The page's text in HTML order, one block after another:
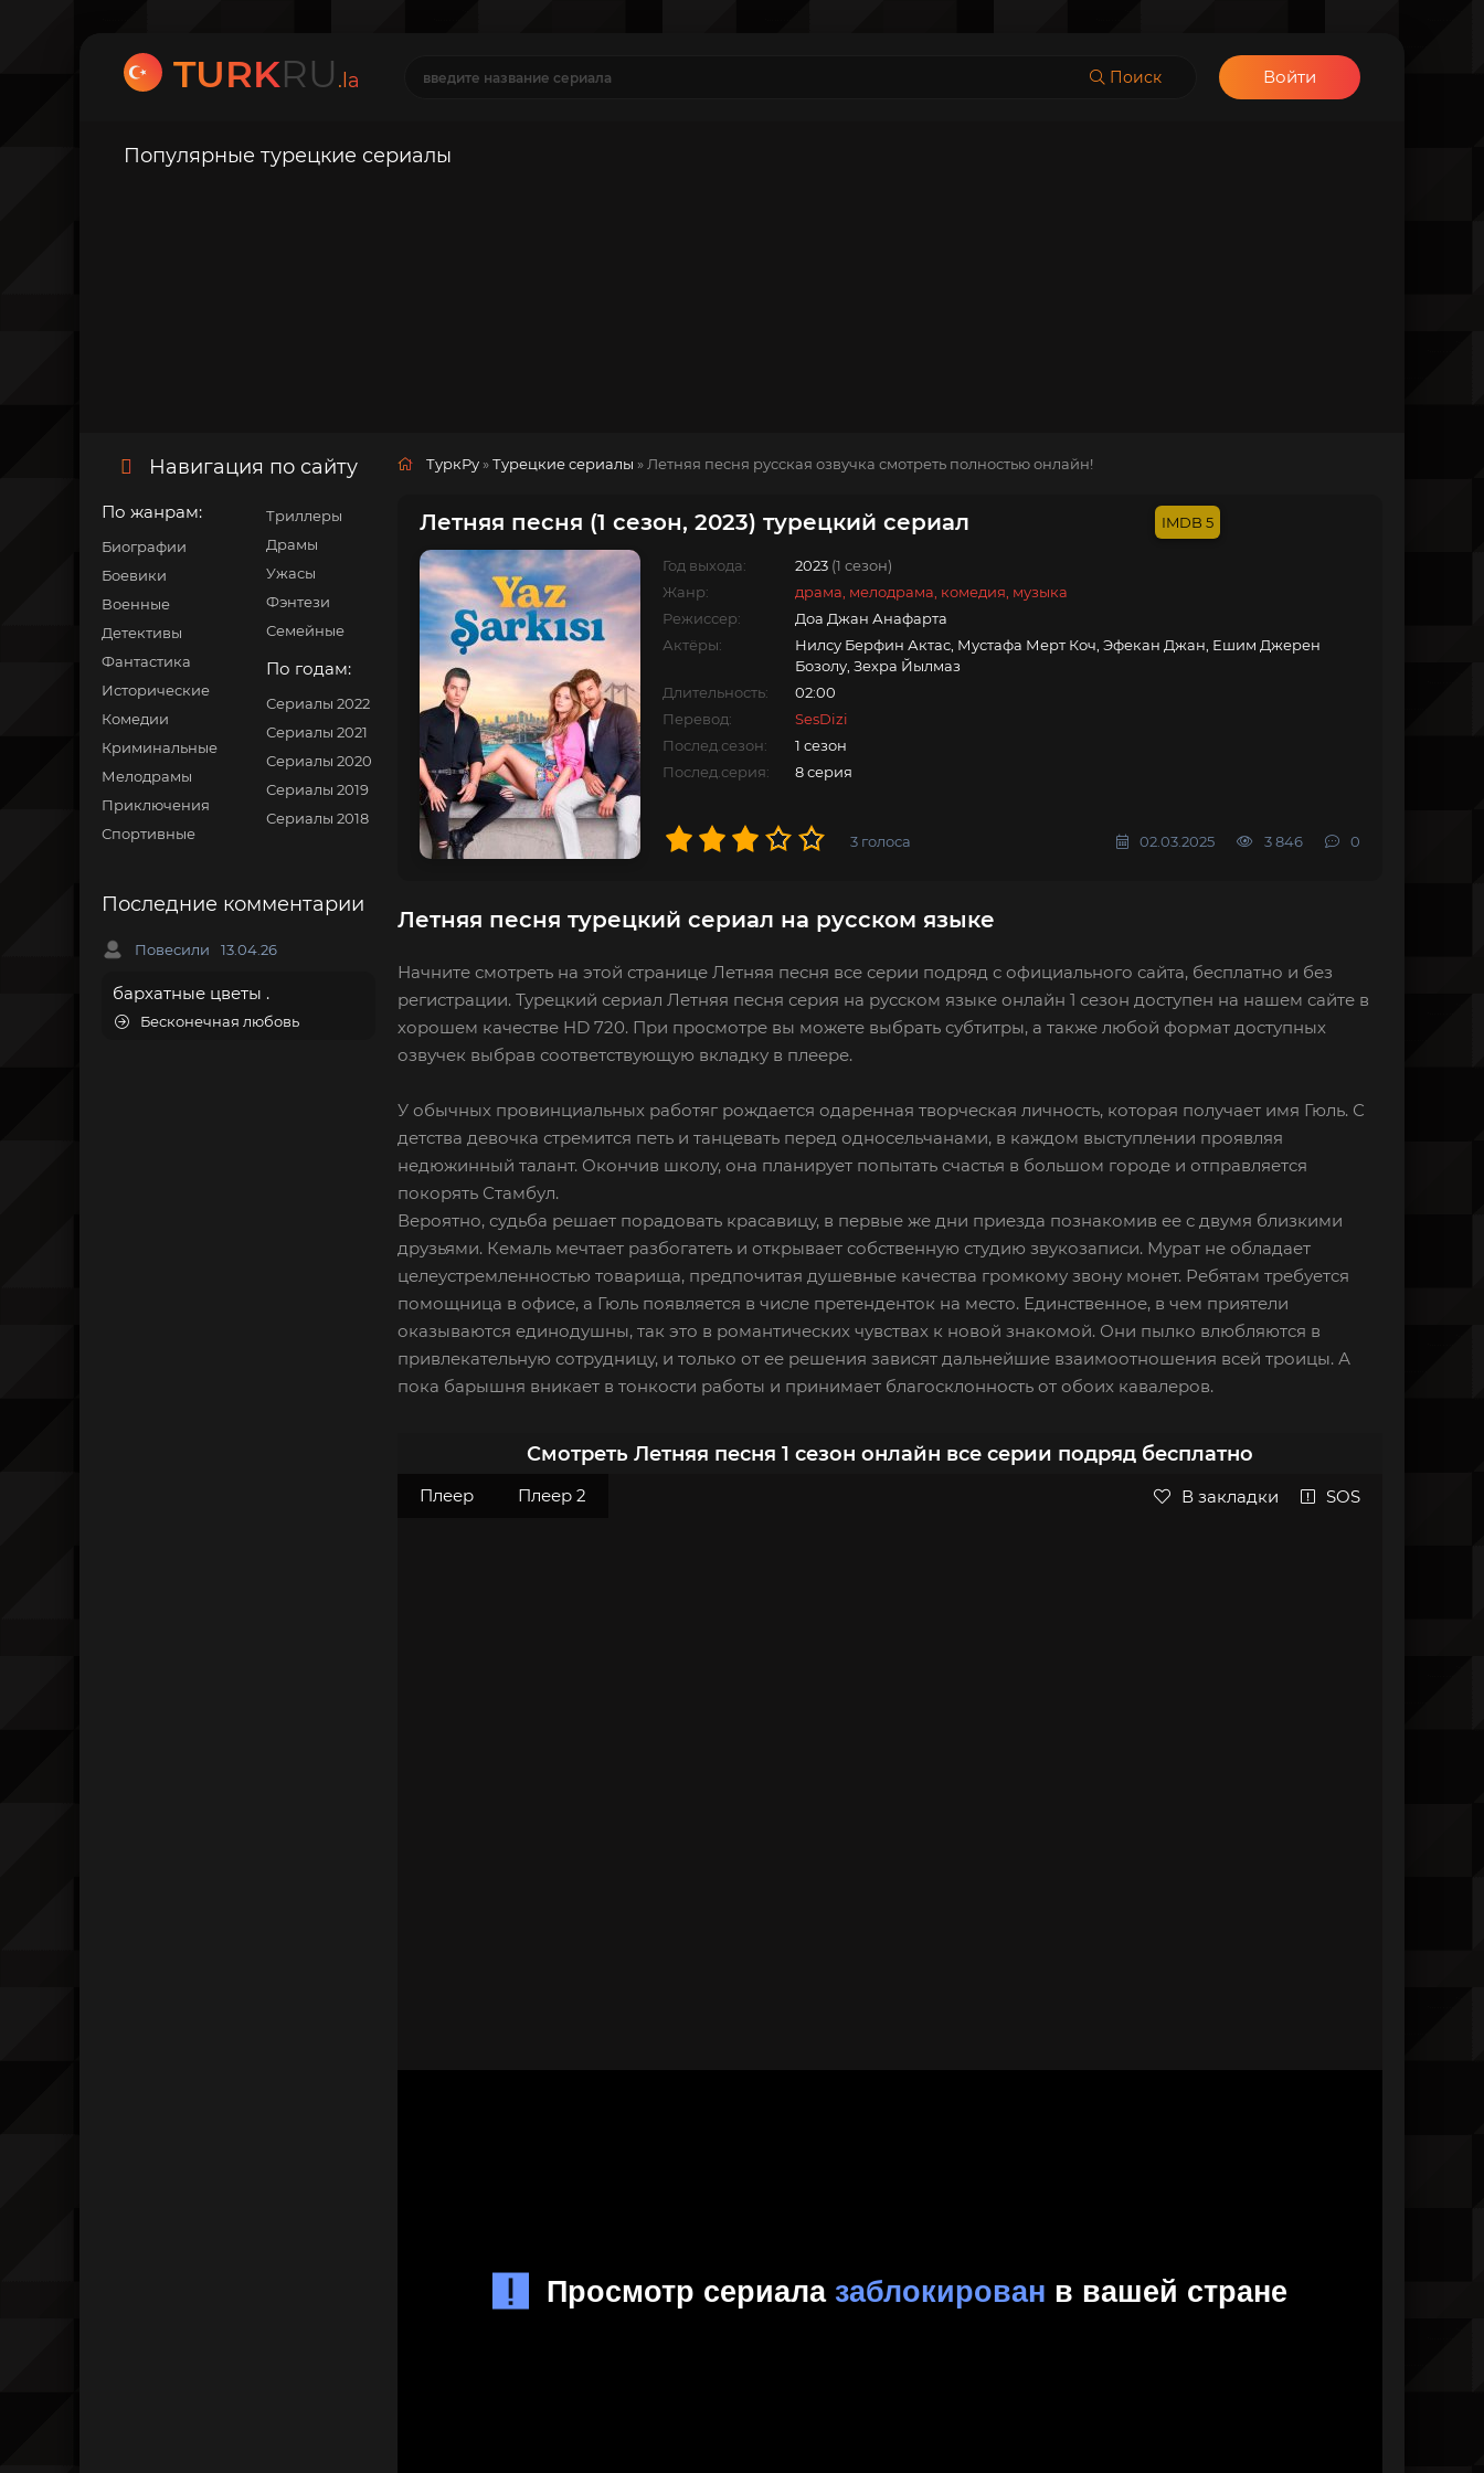
TURKRU .la Поиск Войти
Популярные турецкие сериалы
Навигация по сайту
По жанрам:
Биографии
Боевики
Военные
Детективы
Фантастика
Исторические
Комедии
Криминальные
Мелодрамы
Приключения
Спортивные
Триллеры
Драмы
Ужасы
Фэнтези
Семейные
По годам:
Сериалы 2022
Сериалы 2021
Сериалы 2020
Сериалы 2019
Сериалы 2018
Последние комментарии
Повесили 13.04.26
бархатные цветы .
Бесконечная любовь
ТуркРу »Турецкие сериалы » Летняя песня русская озвучка смотреть полностью онлайн!
Летняя песня (1 сезон, 2023) турецкий сериал 5
Год выхода: 2023 (1 сезон)
Жанр:
драма, мелодрама, комедия, музыка
Режиссер:
Доа Джан Анафарта
Актёры:
Нилсу Берфин Актас, Мустафа Мерт Коч, Эфекан Джан, Ешим Джерен
Бозолу, Зехра Йылмаз
Длительность:
02:00
Перевод:
SesDizi
Послед.сезон:
1 сезон
Послед.серия:
8 серия
3 голоса 02.03.2025 3 846 0
Летняя песня турецкий сериал на русском языке
Начните смотреть на этой странице Летняя песня все серии подряд с официального сайта, бесплатно и без
регистрации. Турецкий сериал Летняя песня серия на русском языке онлайн 1 сезон доступен на нашем сайте в
хорошем качестве HD 720. При просмотре вы можете выбрать субтитры, а также любой формат доступных
озвучек выбрав соответствующую вкладку в плеере.
У обычных провинциальных работяг рождается одаренная творческая личность, которая получает имя Гюль. С
детства девочка стремится петь и танцевать перед односельчанами, в каждом выступлении проявляя
недюжинный талант. Окончив школу, она планирует попытать счастья в большом городе и отправляется
покорять Стамбул.
Вероятно, судьба решает порадовать красавицу, в первые же дни приезда познакомив ее с двумя близкими
друзьями. Кемаль мечтает разбогатеть и открывает собственную студию звукозаписи. Мурат не обладает
целеустремленностью товарища, предпочитая душевные качества громкому звону монет. Ребятам требуется
помощница в офисе, а Гюль появляется в числе претенденток на место. Единственное, в чем приятели
оказываются единодушны, так это в романтических чувствах к новой знакомой. Они пылко влюбляются в
привлекательную сотрудницу, и только от ее решения зависят дальнейшие взаимоотношения всей троицы. А
пока барышня вникает в тонкости работы и принимает благосклонность от обоих кавалеров.
Смотреть Летняя песня 1 сезон онлайн все серии подряд бесплатно
Плеер Плеер 2 В закладки SOS